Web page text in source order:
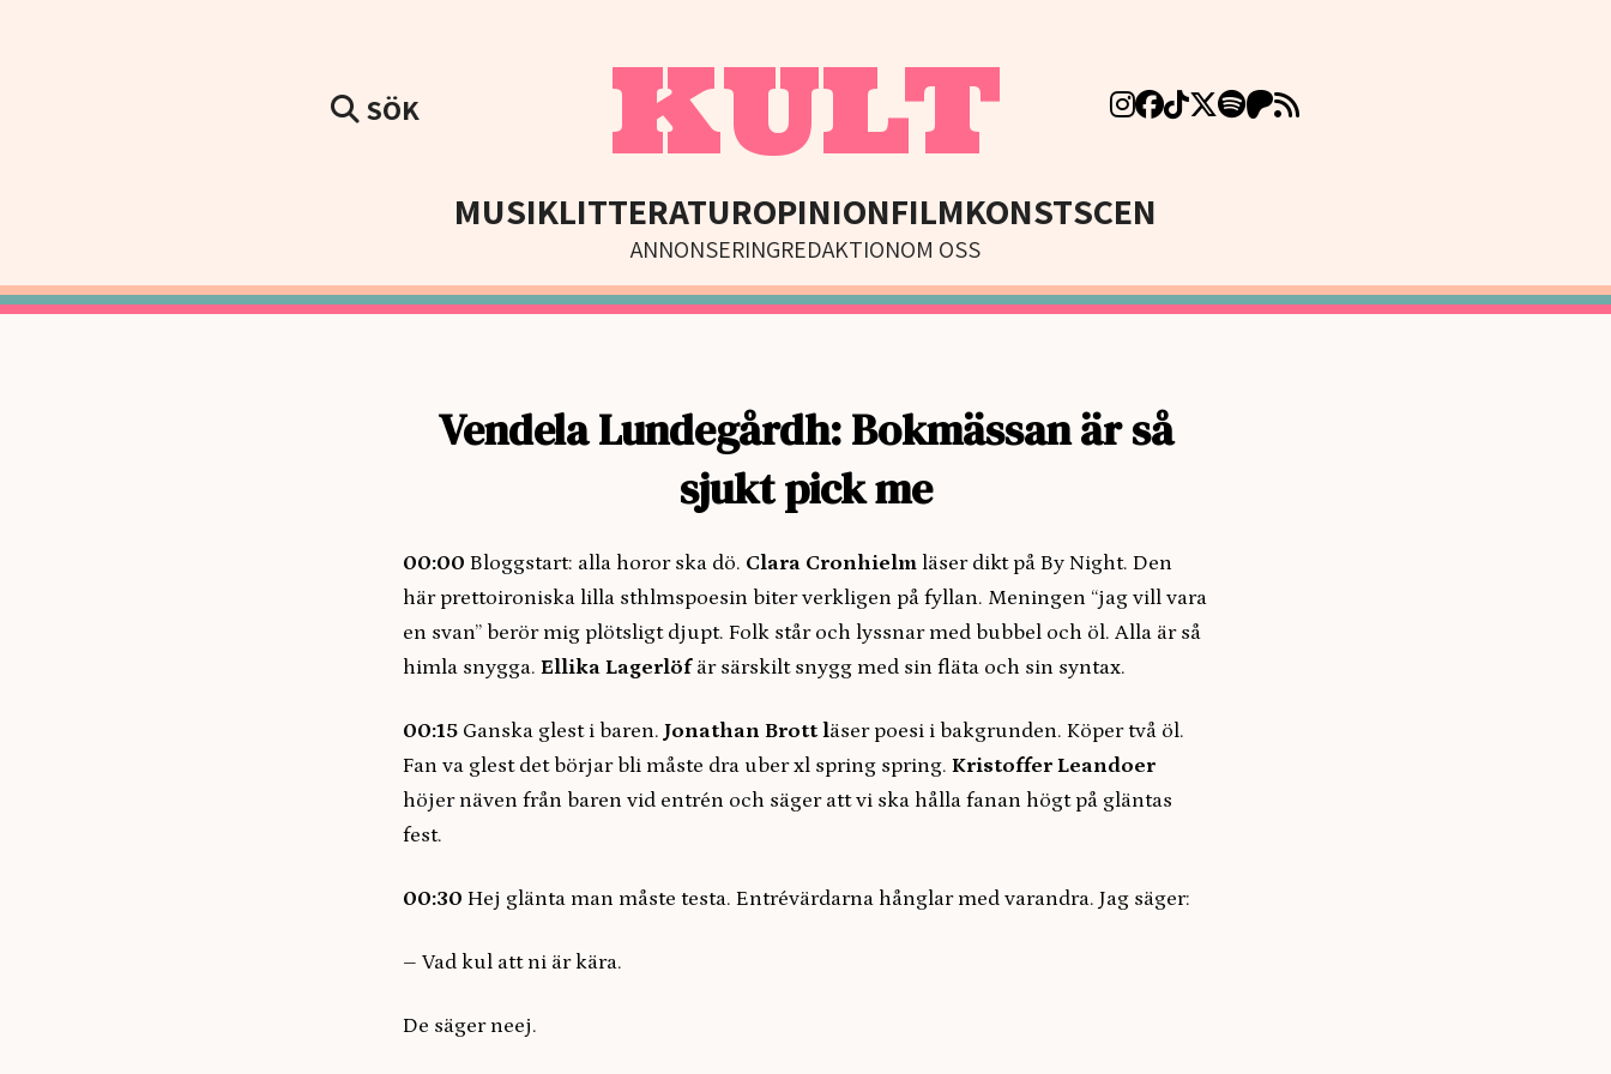
SÖK KULT
MUSIKLITTERATUROPINIONFILMKONSTSCEN
ANNONSERINGREDAKTIONOM OSS
Vendela Lundegårdh: Bokmässan är så
sjukt pick me
00:00 Bloggstart: alla horor ska dö. Clara Cronhielm läser dikt på By Night. Den
här prettoironiska lilla sthlmspoesin biter verkligen på fyllan. Meningen “jag vill vara
en svan” berör mig plötsligt djupt. Folk står och lyssnar med bubbel och öl. Alla är så
himla snygga. Ellika Lagerlöf är särskilt snygg med sin fläta och sin syntax.
00:15 Ganska glest i baren. Jonathan Brott läser poesi i bakgrunden. Köper två öl.
Fan va glest det börjar bli måste dra uber xl spring spring. Kristoffer Leandoer
höjer näven från baren vid entrén och säger att vi ska hålla fanan högt på gläntas
fest.
00:30 Hej glänta man måste testa. Entrévärdarna hånglar med varandra. Jag säger:
– Vad kul att ni är kära.
De säger neej.